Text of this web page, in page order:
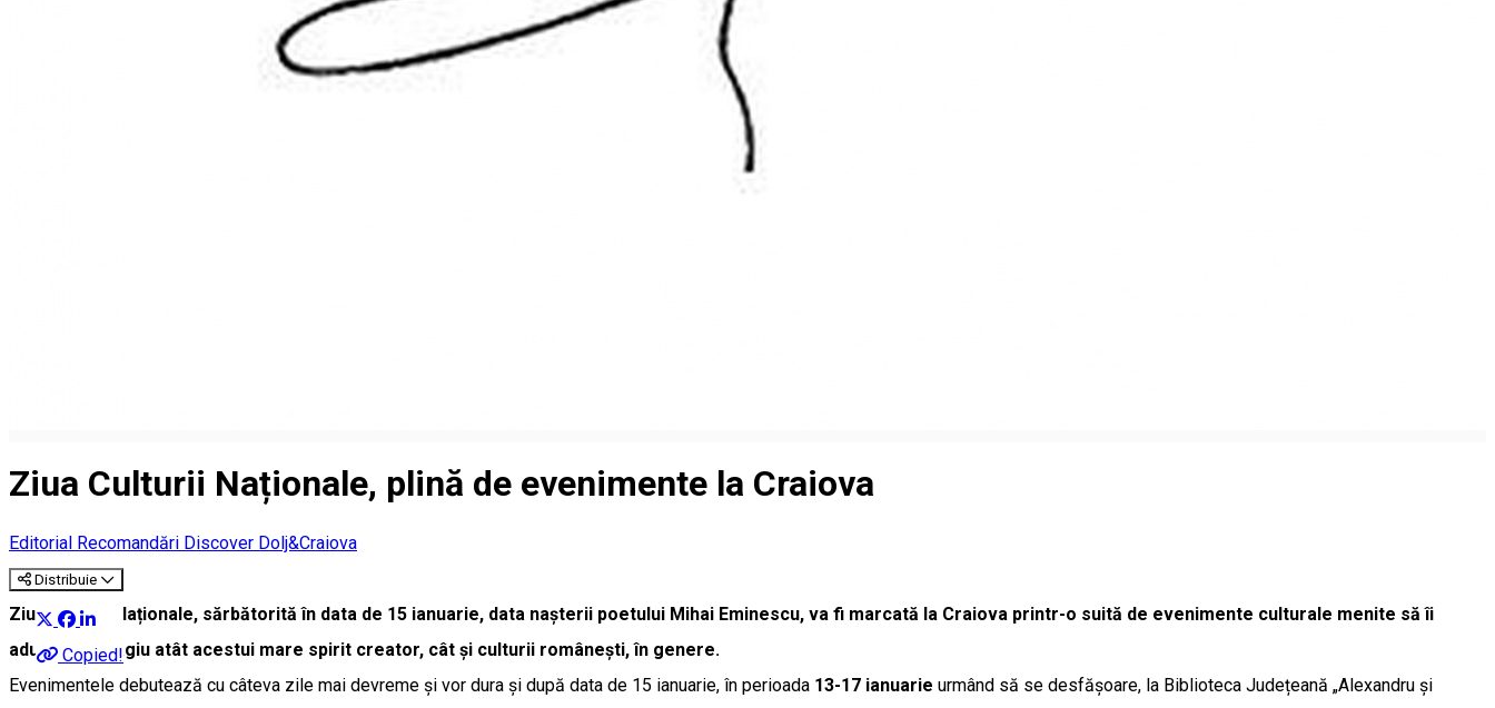
Ziua Culturii Naționale, plină de evenimente la Craiova
Editorial Recomandări Discover Dolj&Craiova
Distribuie
Copied!
Ziua Culturii Naționale, sărbătorită în data de 15 ianuarie, data nașterii poetului Mihai Eminescu, va fi marcată la Craiova printr-o suită de evenimente culturale menite să îi
aducă un omagiu atât acestui mare spirit creator, cât și culturii românești, în genere.
Evenimentele debutează cu câteva zile mai devreme și vor dura și după data de 15 ianuarie, în perioada 13-17 ianuarie urmând să se desfășoare, la Biblioteca Județeană „Alexandru și